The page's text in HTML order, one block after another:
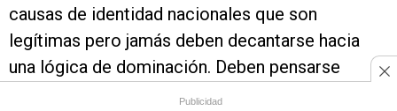
causas de identidad nacionales que son
legítimas pero jamás deben decantarse hacia
una lógica de dominación. Deben pensarse
siempre en relación a otras identidades. Si el
Publicidad